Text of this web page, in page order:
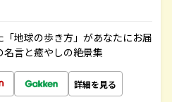
地球の歩き方」があなたにお届
言と癒やしの絶景集
詳細を見る